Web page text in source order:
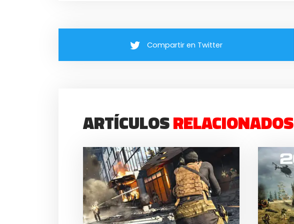
Compartir en Twitter
ARTÍCULOSRELACIONADOS